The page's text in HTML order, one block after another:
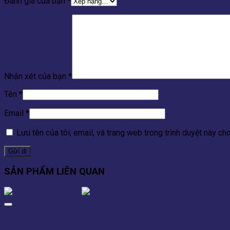
Nhận xét của bạn *
Tên *
Email *
Lưu tên của tôi, email, và trang web trong trình duyệt này
SẢN PHẨM LIÊN QUAN